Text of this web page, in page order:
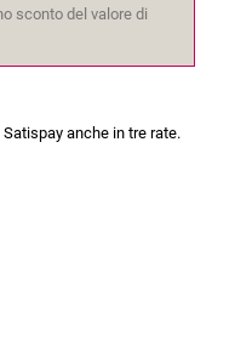
sconto del valore di
anche in tre rate.